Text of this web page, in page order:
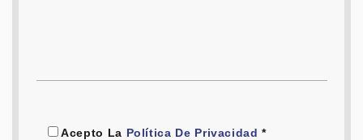
Acepto La Política De Privacidad *